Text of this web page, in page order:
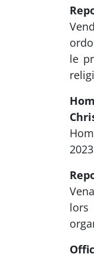
le
lors